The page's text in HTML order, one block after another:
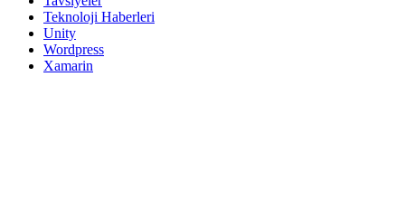
Teknoloji Haberleri
Unity
Wordpress
Xamarin